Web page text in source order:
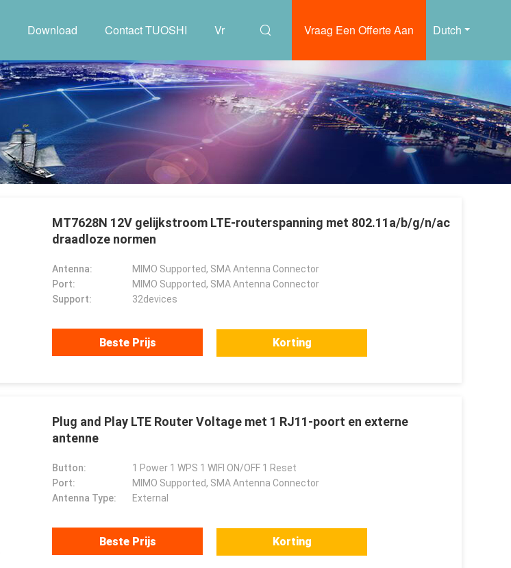
Dutch
Vraag Een Offerte Aan
Download Contact TUOSHI Vr
MT7628N 12V gelijkstroom LTE-routerspanning met 802.11a/b/g/n/ac
draadloze normen
Antenna:
MIMO Supported, SMA Antenna Connector
Port:
MIMO Supported, SMA Antenna Connector
Support:
32devices
Beste Prijs Korting
Plug and Play LTE Router Voltage met 1 RJ11-poort en externe
antenne
Button:
1 Power 1 WPS 1 WIFI ON/OFF 1 Reset
Port:
MIMO Supported, SMA Antenna Connector
Antenna Type:
External
Beste Prijs Korting